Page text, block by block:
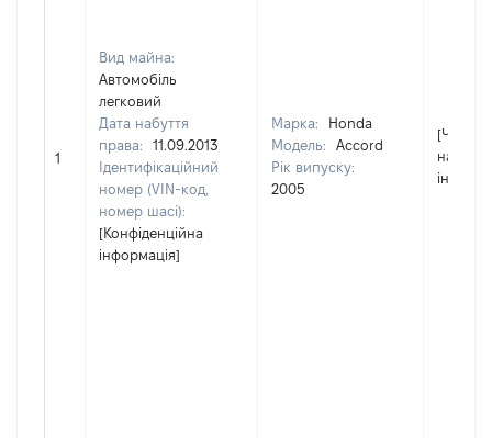
1
Вид майна:
Автомобіль
легковий
Дата набуття
права:
11.09.2013
Ідентифікаційний
номер (VIN-код,
номер шасі):
[Конфіденційна
інформація]
Марка:
Honda
Модель:
Accord
Рік випуску:
2005
[Член
надав